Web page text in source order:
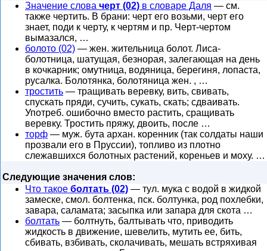
Значение слова черт (02) в словаре Даля — см.
также чертить. В брани: черт его возьми, черт его
знает, поди к черту, к чертям и пр. Черт-чертом
вымазался, …
болото (02) — жен. жительница болот. Лиса-
болотница, шатущая, безнорая, залегающая на день
в кочкарник; омутница, водяница, берегиня, лопаста,
русалка. Болотянка, болотяница жен. , …
тростить — тращивать веревку, вить, свивать,
спускать пряди, сучить, сукать, скать; сдваивать.
Употреб. ошибочно вместо растить, сращивать
веревку. Тростить пряжу, двоить, после …
торф — муж. бута архан. коренник (так солдаты наши
прозвали его в Пруссии), топливо из плотно
слежавшихся болотных растений, кореньев и моху. …
Следующие значения слов:
Что такое болтать (02) — тул. мука с водой в жидкой
замеске, смол. болтенка, пск. болтунка, род похлебки,
завара, саламата; засыпка или запара для скота …
болтать — болтнуть, балтывать что, приводить
жидкость в движение, шевелить, мутить ее, бить,
сбивать, взбивать, сколачивать, мешать встряхивая